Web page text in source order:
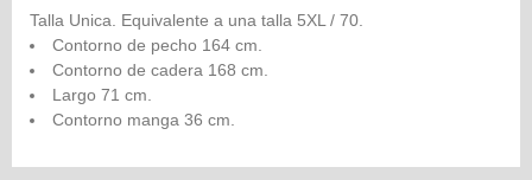
Talla Unica. Equivalente a una talla 5XL / 70.
Contorno de pecho 164 cm.
Contorno de cadera 168 cm.
Largo 71 cm.
Contorno manga 36 cm.